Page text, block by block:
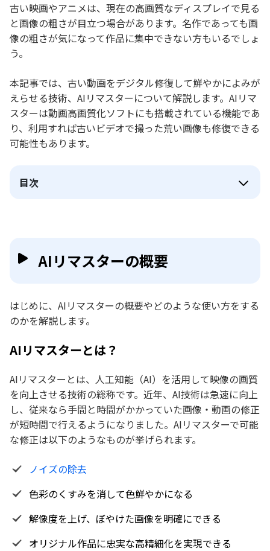
古い映画やアニメは、現在の高画質なディスプレイで見る
と画像の粗さが目立つ場合があります。名作であっても画
像の粗さが気になって作品に集中できない方もいるでしょ
う。
本記事では、古い動画をデジタル修復して鮮やかによみが
えらせる技術、AIリマスターについて解説します。AIリマ
スターは動画高画質化ソフトにも搭載されている機能であ
り、利用すれば古いビデオで撮った荒い画像も修復できる
可能性もあります。
目次
AIリマスターの概要
はじめに、AIリマスターの概要やどのような使い方をする
のかを解説します。
AIリマスターとは？
AIリマスターとは、人工知能（AI）を活用して映像の画質
を向上させる技術の総称です。近年、AI技術は急速に向上
し、従来なら手間と時間がかかっていた画像・動画の修正
が短時間で行えるようになりました。AIリマスターで可能
な修正は以下のようなものが挙げられます。
ノイズの除去
色彩のくすみを消して色鮮やかになる
解像度を上げ、ぼやけた画像を明確にできる
オリジナル作品に忠実な高精細化を実現できる